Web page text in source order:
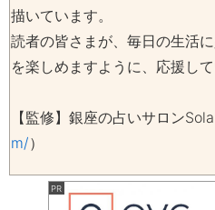
描いています。
読者の皆さまが、毎日の生活
を楽しめますように、応援して
【監修】銀座の占いサロン
m/）